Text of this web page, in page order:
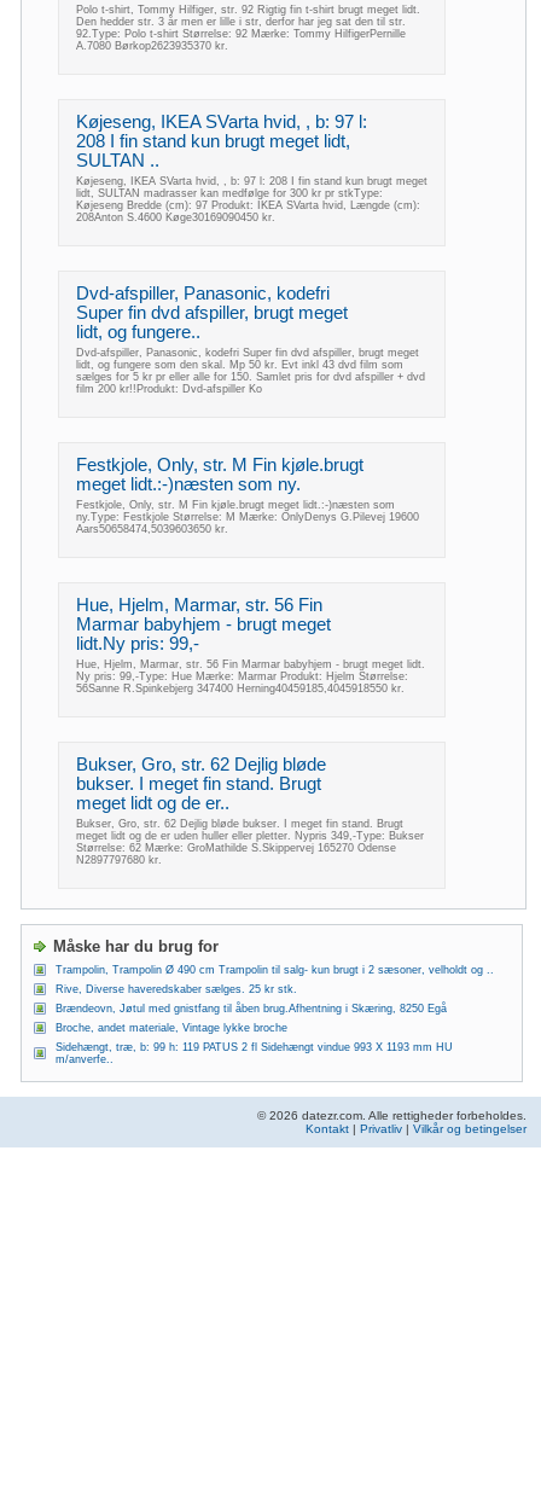
Polo t-shirt, Tommy Hilfiger, str. 92 Rigtig fin t-shirt brugt meget lidt.
Den hedder str. 3 år men er lille i str, derfor har jeg sat den til str.
92.Type: Polo t-shirt Størrelse: 92 Mærke: Tommy HilfigerPernille
A.7080 Børkop2623935370 kr.
Køjeseng, IKEA SVarta hvid, , b: 97 l:
208 I fin stand kun brugt meget lidt,
SULTAN ..
Køjeseng, IKEA SVarta hvid, , b: 97 l: 208 I fin stand kun brugt meget
lidt, SULTAN madrasser kan medfølge for 300 kr pr stkType:
Køjeseng Bredde (cm): 97 Produkt: IKEA SVarta hvid, Længde (cm):
208Anton S.4600 Køge30169090450 kr.
Dvd-afspiller, Panasonic, kodefri
Super fin dvd afspiller, brugt meget
lidt, og fungere..
Dvd-afspiller, Panasonic, kodefri Super fin dvd afspiller, brugt meget
lidt, og fungere som den skal. Mp 50 kr. Evt inkl 43 dvd film som
sælges for 5 kr pr eller alle for 150. Samlet pris for dvd afspiller + dvd
film 200 kr!!Produkt: Dvd-afspiller Ko
Festkjole, Only, str. M Fin kjøle.brugt
meget lidt.:-)næsten som ny.
Festkjole, Only, str. M Fin kjøle.brugt meget lidt.:-)næsten som
ny.Type: Festkjole Størrelse: M Mærke: OnlyDenys G.Pilevej 19600
Aars50658474,5039603650 kr.
Hue, Hjelm, Marmar, str. 56 Fin
Marmar babyhjem - brugt meget
lidt.Ny pris: 99,-
Hue, Hjelm, Marmar, str. 56 Fin Marmar babyhjem - brugt meget lidt.
Ny pris: 99,-Type: Hue Mærke: Marmar Produkt: Hjelm Størrelse:
56Sanne R.Spinkebjerg 347400 Herning40459185,4045918550 kr.
Bukser, Gro, str. 62 Dejlig bløde
bukser. I meget fin stand. Brugt
meget lidt og de er..
Bukser, Gro, str. 62 Dejlig bløde bukser. I meget fin stand. Brugt
meget lidt og de er uden huller eller pletter. Nypris 349,-Type: Bukser
Størrelse: 62 Mærke: GroMathilde S.Skippervej 165270 Odense
N2897797680 kr.
Måske har du brug for
Trampolin, Trampolin Ø 490 cm Trampolin til salg- kun brugt i 2 sæsoner, velholdt og ..
Rive, Diverse haveredskaber sælges. 25 kr stk.
Brændeovn, Jøtul med gnistfang til åben brug.Afhentning i Skæring, 8250 Egå
Broche, andet materiale, Vintage lykke broche
Sidehængt, træ, b: 99 h: 119 PATUS 2 fl Sidehængt vindue 993 X 1193 mm HU
m/anverfe..
© 2026 datezr.com. Alle rettigheder forbeholdes.
Kontakt | Privatliv | Vilkår og betingelser